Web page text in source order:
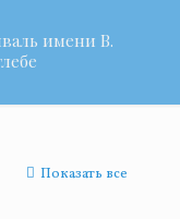
имени В.
Показать все